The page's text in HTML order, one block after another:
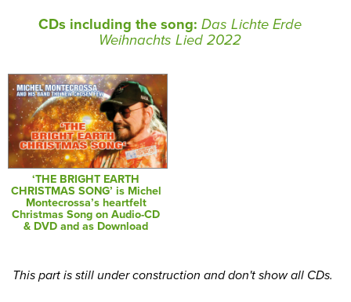
CDs including the song:Das Lichte Erde
Weihnachts Lied 2022
‘THE BRIGHT EARTH
CHRISTMAS SONG’ is Michel
Montecrossa’s heartfelt
Christmas Song on Audio-CD
& DVD and as Download
This part is still under construction and don't show all CDs.